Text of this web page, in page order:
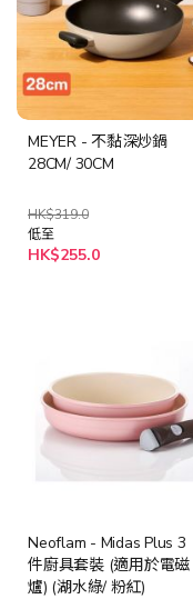
MEYER - 不黏深炒鍋
28CM/ 30CM
HK$319.0
低至
HK$255.0
Neoflam - Midas Plus 3
件廚具套裝 (適用於電磁
爐) (湖水綠/ 粉紅)